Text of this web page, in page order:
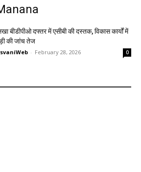
बीडीपीओ दफ्तर में एसीबी की दस्तक, विकास कार्यों में
की जांच तेज
- February 28, 2026 0